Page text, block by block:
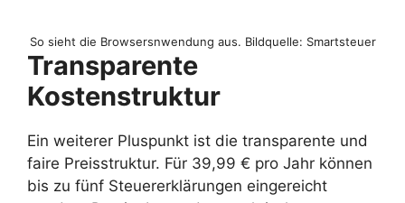
So sieht die Browsersnwendung aus. Bildquelle: Smartsteuer
Transparente
Kostenstruktur
Ein weiterer Pluspunkt ist die transparente und
faire Preisstruktur. Für 39,99 € pro Jahr können
bis zu fünf Steuererklärungen eingereicht